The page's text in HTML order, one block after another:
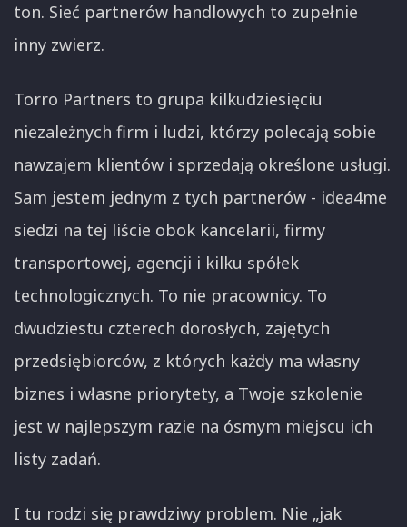
ton. Sieć partnerów handlowych to zupełnie
inny zwierz.
Torro Partners to grupa kilkudziesięciu
niezależnych firm i ludzi, którzy polecają sobie
nawzajem klientów i sprzedają określone usługi.
Sam jestem jednym z tych partnerów - idea4me
siedzi na tej liście obok kancelarii, firmy
transportowej, agencji i kilku spółek
technologicznych. To nie pracownicy. To
dwudziestu czterech dorosłych, zajętych
przedsiębiorców, z których każdy ma własny
biznes i własne priorytety, a Twoje szkolenie
jest w najlepszym razie na ósmym miejscu ich
listy zadań.
I tu rodzi się prawdziwy problem. Nie „jak